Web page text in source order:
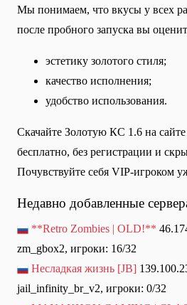
Мы понимаем, что вкусы у всех
после пробного запуска вы
эстетику золотого стиля;
качество исполнения;
удобство использования.
Скачайте Золотую КС 1.6 на сайте
бесплатно, без регистрации и
Почувствуйте себя VIP-игроком
Недавно добавленные
**Retro Zombies | OLD!**
zm_gbox2, игроки: 16/32
Несладкая жизнь [JB]
jail_infinity_br_v2, игроки: 0/32